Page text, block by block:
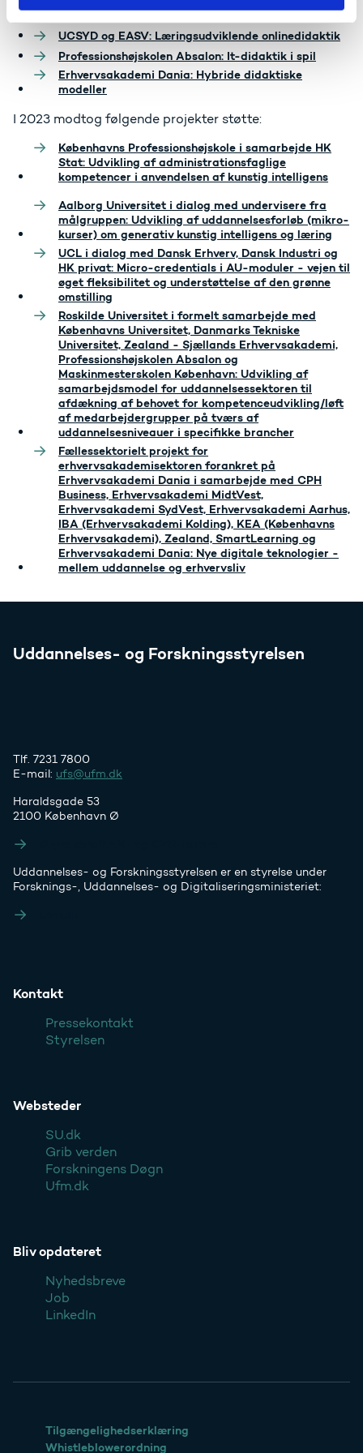
UCSYD og EASV: Læringsudviklende onlinedidaktik
Professionshøjskolen Absalon: It-didaktik i spil
Erhvervsakademi Dania: Hybride didaktiske
modeller
I 2023 modtog følgende projekter støtte:
Københavns Professionshøjskole i samarbejde HK
Stat: Udvikling af administrationsfaglige
kompetencer i anvendelsen af kunstig intelligens
Aalborg Universitet i dialog med undervisere fra
målgruppen: Udvikling af uddannelsesforløb (mikro-
kurser) om generativ kunstig intelligens og læring
UCL i dialog med Dansk Erhverv, Dansk Industri og
HK privat: Micro-credentials i AU-moduler - vejen til
øget fleksibilitet og understøttelse af den grønne
omstilling
Roskilde Universitet i formelt samarbejde med
Københavns Universitet, Danmarks Tekniske
Universitet, Zealand - Sjællands Erhvervsakademi,
Professionshøjskolen Absalon og
Maskinmesterskolen København: Udvikling af
samarbejdsmodel for uddannelsessektoren til
afdækning af behovet for kompetenceudvikling/løft
af medarbejdergrupper på tværs af
uddannelsesniveauer i specifikke brancher
Fællessektorielt projekt for
erhvervsakademisektoren forankret på
Erhvervsakademi Dania i samarbejde med CPH
Business, Erhvervsakademi MidtVest,
Erhvervsakademi SydVest, Erhvervsakademi Aarhus,
IBA (Erhvervsakademi Kolding), KEA (Københavns
Erhvervsakademi), Zealand, SmartLearning og
Erhvervsakademi Dania: Nye digitale teknologier -
mellem uddannelse og erhvervsliv
Uddannelses- og Forskningsstyrelsen
Tlf. 7231 7800
E-mail: ufs@ufm.dk
Haraldsgade 53
2100 København Ø
Uddannelses- og Forskningsstyrelsen er en styrelse under
Forsknings-, Uddannelses- og Digitaliseringsministeriet:
Kontakt
Pressekontakt
Styrelsen
Websteder
SU.dk
Grib verden
Forskningens Døgn
Ufm.dk
Bliv opdateret
Nyhedsbreve
Job
LinkedIn
Tilgængelighedserklæring
Whistleblowerordning